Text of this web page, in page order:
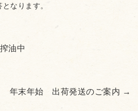
なります。
油中
年末年始 出荷発送のご案内 →